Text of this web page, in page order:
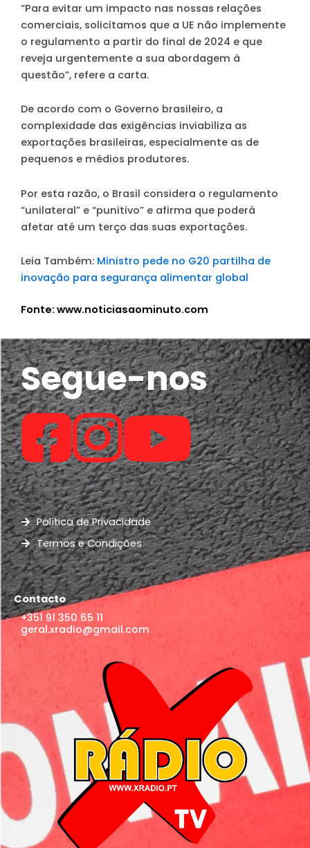
“Para evitar um impacto nas nossas relações
comerciais, solicitamos que a UE não implemente
o regulamento a partir do final de 2024 e que
reveja urgentemente a sua abordagem à
questão”, refere a carta.
De acordo com o Governo brasileiro, a
complexidade das exigências inviabiliza as
exportações brasileiras, especialmente as de
pequenos e médios produtores.
Por esta razão, o Brasil considera o regulamento
“unilateral” e “punitivo” e afirma que poderá
afetar até um terço das suas exportações.
Leia Também: Ministro pede no G20 partilha de
inovação para segurança alimentar global
Fonte: www.noticiasaominuto.com
Segue-nos
Política de Privacidade
Termos e Condições
Contacto
+351 91 350 65 11
geral.xradio@gmail.com